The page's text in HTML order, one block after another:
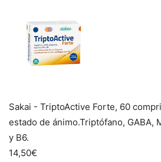
Sakai - TriptoActive Forte, 60
estado de ánimo.Triptófano, GABA,
y B6.
14,50€